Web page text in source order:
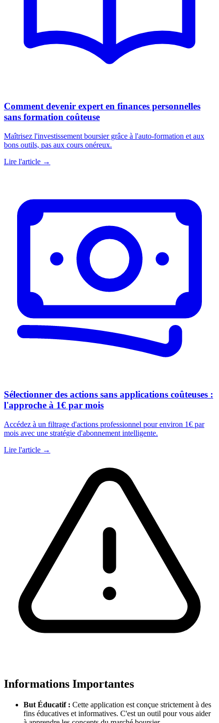
Comment devenir expert en finances personnelles
sans formation coûteuse
Maîtrisez l'investissement boursier grâce à l'auto-formation et aux
bons outils, pas aux cours onéreux.
Lire l'article →
Sélectionner des actions sans applications coûteuses :
l'approche à 1€ par mois
Accédez à un filtrage d'actions professionnel pour environ 1€ par
mois avec une stratégie d'abonnement intelligente.
Lire l'article →
Informations Importantes
But Éducatif : Cette application est conçue strictement à des
fins éducatives et informatives. C'est un outil pour vous aider